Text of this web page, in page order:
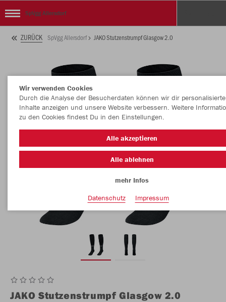
SpVgg Allersdorf
ZURÜCK SpVgg Allersdorf JAKO Stutzenstrumpf Glasgow 2.0
JAKO Stutzenstrumpf Glasgow 2.0
Wir verwenden Cookies
Durch die Analyse der Besucherdaten können wir dir personalisierte
Inhalte anzeigen und unsere Website verbessern. Weitere
zu den Cookies findest Du in den Einstellungen.
Alle akzeptieren
Alle ablehnen
mehr Infos
Datenschutz
Impressum